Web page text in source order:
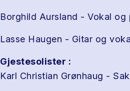
Borghild Aursland - Vokal og
Lasse Haugen - Gitar og
Gjestesolister :
Karl Christian Grønhaug -